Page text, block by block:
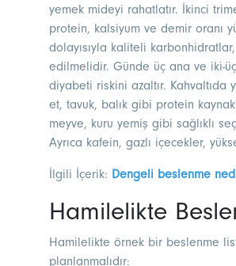
yemek mideyi rahatlatır. İkinci
protein, kalsiyum ve demir oranı
dolayısıyla kaliteli
edilmelidir. Günde üç ana ve iki-
diyabeti riskini azaltır. Kahvaltıda
et, tavuk, balık gibi protein
meyve, kuru yemiş gibi sağlıklı
Ayrıca kafein, gazlı içecekler,
İlgili İçerik: Dengeli beslenme
Hamilelikte
Hamilelikte örnek bir beslenme
planlanmalıdır: